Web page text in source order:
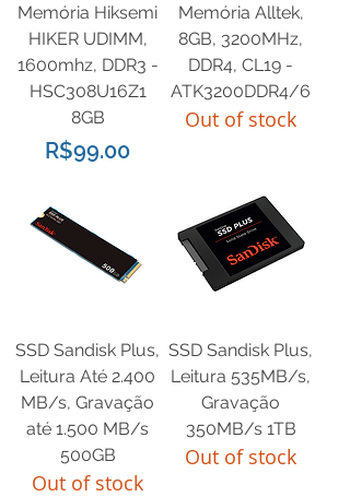
Memória Hiksemi
HIKER UDIMM,
1600mhz, DDR3 -
HSC308U16Z1
8GB
Price
R$99.00
Memória Alltek,
8GB, 3200MHz,
DDR4, CL19 -
ATK3200DDR4/6
Out of stock
SSD Sandisk Plus,
Leitura Até 2.400
MB/s, Gravação
até 1.500 MB/s
500GB
Out of stock
SSD Sandisk Plus,
Leitura 535MB/s,
Gravação
350MB/s 1TB
Out of stock